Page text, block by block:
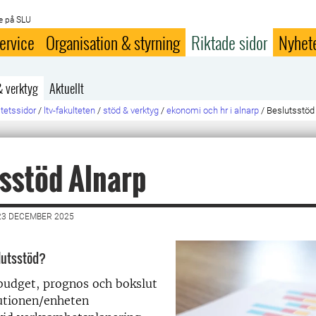
på SLU
Organisation & styrning Riktade sidor
verktyg Aktuellt
/ ltv-fakulteten / stöd & verktyg / ekonomi och hr i alnarp / Beslutsstöd
Alnarp
DECEMBER 2025
prognos och bokslut
enheten